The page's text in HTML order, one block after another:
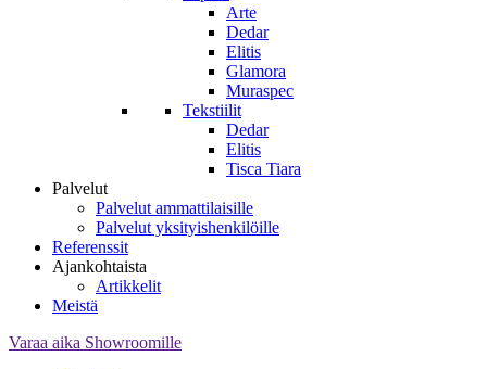
Arte
Dedar
Elitis
Glamora
Muraspec
Tekstiilit
Dedar
Elitis
Tisca Tiara
Palvelut
Palvelut ammattilaisille
Palvelut yksityishenkilöille
Referenssit
Ajankohtaista
Artikkelit
Meistä
Varaa aika Showroomille